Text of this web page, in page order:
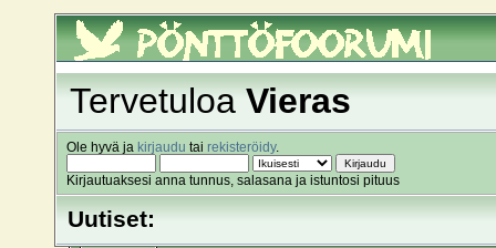
TervetuloaVieras
Ole hyvä ja kirjaudu tai rekisteröidy.
Kirjautuaksesi anna tunnus, salasana ja istuntosi pituus
Uutiset: